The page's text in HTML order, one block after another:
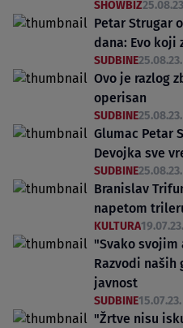
SHOWBIZ
Petar Strugar
dana: Evo koji
SUDBINE25.08.23.
Ovo je razlog
operisan
SUDBINE25.08.23.
Glumac Petar
Devojka sve
SUDBINE25.08.23.
Branislav
napetom
KULTURA19.07.23.
"Svako
Razvodi
javnost
SUDBINE15.07.23.
"Žrtve nisu